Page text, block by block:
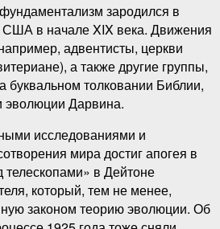
зародился в
США в начале XIX века. Движения
адвентисты, церкви
а также другие группы,
буквальном толковании Библии,
эволюции Дарвина.
исследованиями и
мира достиг апогея в
в Дейтоне
который, тем не менее,
законом теорию эволюции. Об